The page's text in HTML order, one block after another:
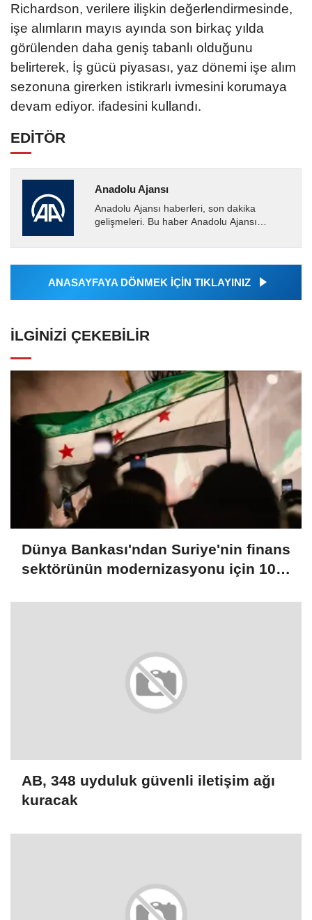
Richardson, verilere ilişkin değerlendirmesinde,
işe alımların mayıs ayında son birkaç yılda
görülenden daha geniş tabanlı olduğunu
belirterek, İş gücü piyasası, yaz dönemi işe alım
sezonuna girerken istikrarlı ivmesini korumaya
devam ediyor. ifadesini kullandı.
EDİTÖR
Anadolu Ajansı
Anadolu Ajansı haberleri, son dakika
gelişmeleri. Bu haber Anadolu Ajansı
tarafından geçilen tüm...
ANASAYFAYA DÖNMEK İÇİN TIKLAYINIZ
İLGINIZI ÇEKEBILIR
Dünya Bankası'ndan Suriye'nin finans
sektörünün modernizasyonu için 100
AB, 348 uyduluk güvenli iletişim ağı
kuracak